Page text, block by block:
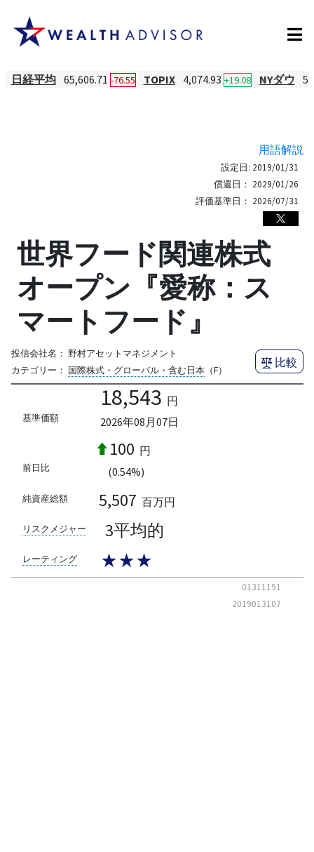
日経平均 65,606.71 -76.55 TOPIX 4,074.93 +19.08 NYダウ
用語解説
設定日: 2019/01/31
償還日： 2029/01/26
評価基準日： 2026/07/31
世界フード関連株式
オープン『愛称：ス
マートフード』
投信会社名： 野村アセットマネジメント
カテゴリー： 国際株式・グローバル・含む日本（F）
比較
基準価額
18,543 円
2026年08月07日
前日比
100 円
(0.54%)
純資産総額 5,507 百万円
リスクメジャー 3平均的
レーティング ★★★
01311191
2019013107